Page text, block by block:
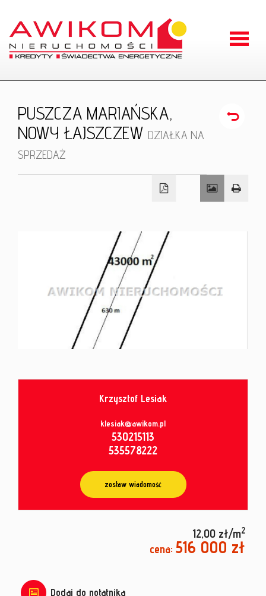
Kontakt
PUSZCZA MARIAŃSKA,
NOWY ŁAJSZCZEW DZIAŁKA NA
SPRZEDAŻ
Krzysztof Lesiak
klesiak@awikom.pl
530215113
535578222
zostaw wiadomość
12,00 zł/m2
cena: 516 000 zł
Dodaj do notatnika